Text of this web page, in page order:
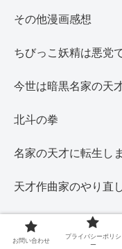
その他漫画感想
ちびっこ妖精は悪党
今世は暗黒名家の天
北斗の拳
名家の天才に転生し
天才作曲家のやり直
家族の本棚／おすす
お問い合わせ
プライバシーポリシ
ー